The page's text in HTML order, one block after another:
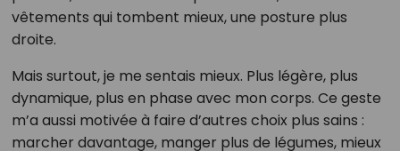
vêtements qui tombent mieux, une posture plus
droite.
Mais surtout, je me sentais mieux. Plus légère, plus
dynamique, plus en phase avec mon corps. Ce geste
m’a aussi motivée à faire d’autres choix plus sains :
marcher davantage, manger plus de légumes, mieux